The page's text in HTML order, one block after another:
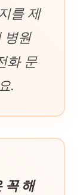
를 제
병원
화 문
.
꼭 해